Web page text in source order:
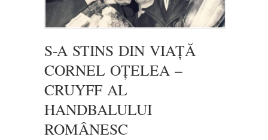
S-A STINS DIN VIAȚĂ
CORNEL OȚELEA –
CRUYFF AL
HANDBALULUI
ROMÂNESC